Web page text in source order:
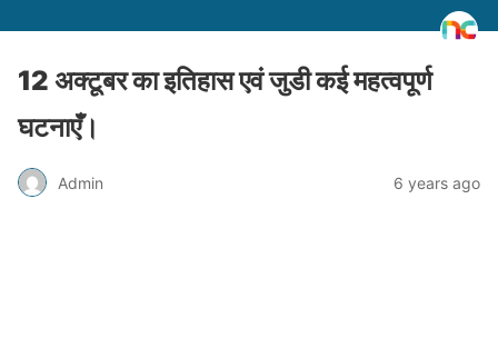
12 अक्टूबर का इतिहास एवं जुडी कई महत्वपूर्ण
घटनाएँ।
Admin 6 years ago